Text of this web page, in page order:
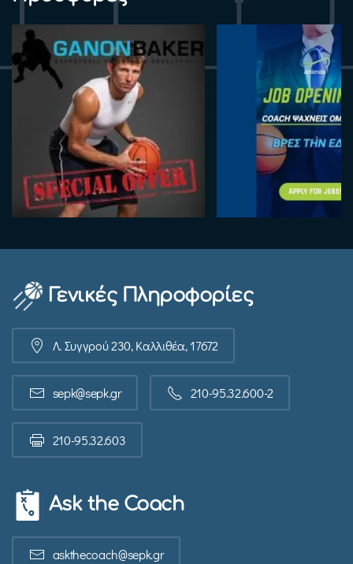
Γενικές Πληροφορίες
Λ. Συγγρού 230, Καλλιθέα, 17672
sepk@sepk.gr 210-95.32.600-2
210-95.32.603
Ask the Coach
askthecoach@sepk.gr